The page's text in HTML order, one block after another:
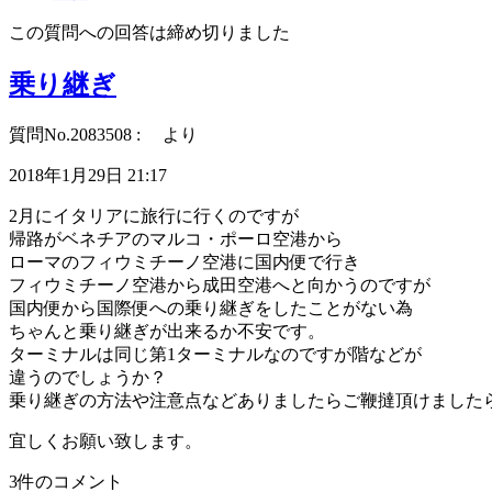
この質問への回答は締め切りました
乗り継ぎ
質問No.2083508 : より
2018年1月29日 21:17
2月にイタリアに旅行に行くのですが
帰路がベネチアのマルコ・ポーロ空港から
ローマのフィウミチーノ空港に国内便で行き
フィウミチーノ空港から成田空港へと向かうのですが
国内便から国際便への乗り継ぎをしたことがない為
ちゃんと乗り継ぎが出来るか不安です。
ターミナルは同じ第1ターミナルなのですが階などが
違うのでしょうか？
乗り継ぎの方法や注意点などありましたらご鞭撻頂けました
宜しくお願い致します。
3件のコメント